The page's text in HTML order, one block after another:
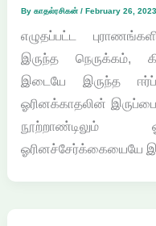
Byகாதல்ரசிகன்/February 26, 2023
எழுதப்பட்ட
இருந்த நெருக்கம்,
இடையே இருந்த
ஓரினக்காதலின் இருப்பை
நூற்றாண்டிலும்
ஓரினச்சேர்க்கையையே இ